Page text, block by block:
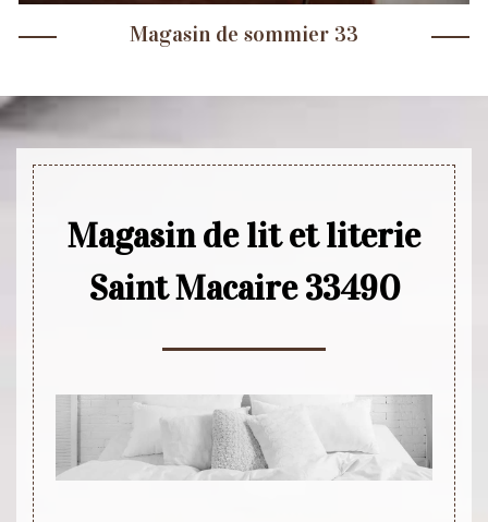
Magasin de sommier 33
Magasin de lit et literie
Saint Macaire 33490